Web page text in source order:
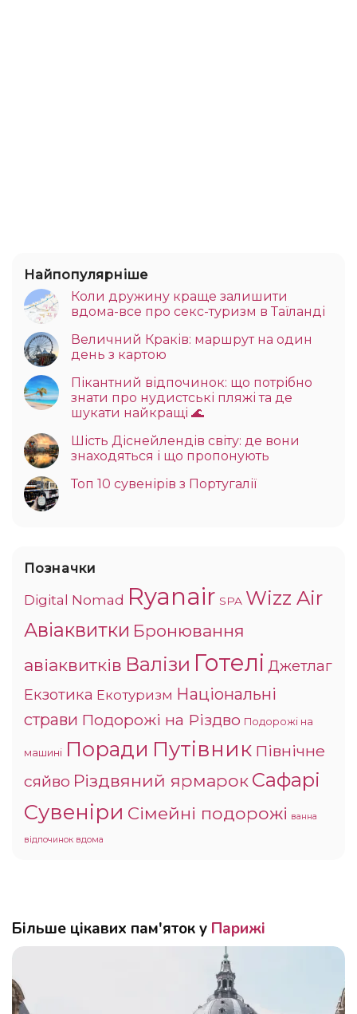
Найпопулярніше
Коли дружину краще залишити
вдома-все про секс-туризм в Таїланді
Величний Краків: маршрут на один
день з картою
Пікантний відпочинок: що потрібно
знати про нудистські пляжі та де
шукати найкращі 🌊
Шість Діснейлендів світу: де вони
знаходяться і що пропонують
Топ 10 сувенірів з Португалії
Позначки
Digital Nomad Ryanair SPA Wizz Air
Авіаквитки Бронювання
авіаквитків Валізи Готелі Джетлаг
Екзотика Екотуризм Національні
страви Подорожі на Різдво Подорожі на
машині Поради Путівник Північне
сяйво Різдвяний ярмарокСафарі
Сувеніри Сімейні подорожі ванна
відпочинок вдома
Більше цікавих пам'яток у Парижі